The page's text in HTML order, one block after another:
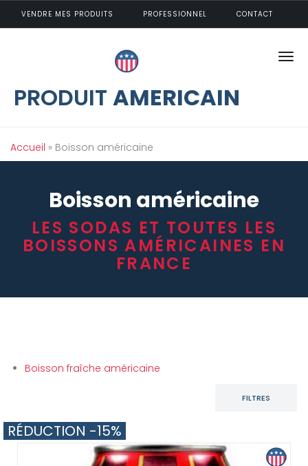
Aller au contenu principal
VENDRE MES PRODUITS PROFESSIONNEL CONTACT
PRODUIT AMERICAIN
Vous êtes ici
Accueil » Boisson américaine
Boisson américaine
LES SODAS ET TOUTES LES
BOISSONS AMÉRICAINES EN
FRANCE
Boisson fraîche américaine
FILTRES
RÉDUCTION -15%